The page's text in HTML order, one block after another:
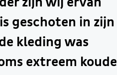
zijn wij ervan
geschoten in zijn
kleding was
extreem koude